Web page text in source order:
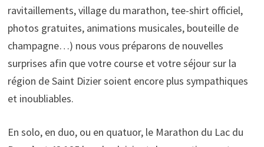
ravitaillements, village du marathon, tee-shirt officiel,
photos gratuites, animations musicales, bouteille de
champagne…) nous vous préparons de nouvelles
surprises afin que votre course et votre séjour sur la
région de Saint Dizier soient encore plus sympathiques
et inoubliables.
En solo, en duo, ou en quatuor, le Marathon du Lac du